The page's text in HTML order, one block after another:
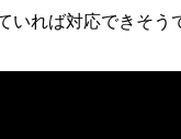
いれば対応できそう